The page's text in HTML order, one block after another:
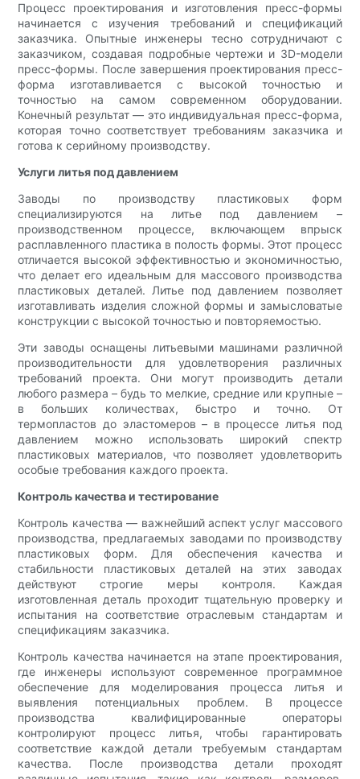
Процесс проектирования и изготовления пресс-формы
начинается с изучения требований и спецификаций
заказчика. Опытные инженеры тесно сотрудничают с
заказчиком, создавая подробные чертежи и 3D-модели
пресс-формы. После завершения проектирования пресс-
форма изготавливается с высокой точностью и
точностью на самом современном оборудовании.
Конечный результат — это индивидуальная пресс-форма,
которая точно соответствует требованиям заказчика и
готова к серийному производству.
Услуги литья под давлением
Заводы по производству пластиковых форм
специализируются на литье под давлением –
производственном процессе, включающем впрыск
расплавленного пластика в полость формы. Этот процесс
отличается высокой эффективностью и экономичностью,
что делает его идеальным для массового производства
пластиковых деталей. Литье под давлением позволяет
изготавливать изделия сложной формы и замысловатые
конструкции с высокой точностью и повторяемостью.
Эти заводы оснащены литьевыми машинами различной
производительности для удовлетворения различных
требований проекта. Они могут производить детали
любого размера – будь то мелкие, средние или крупные –
в больших количествах, быстро и точно. От
термопластов до эластомеров – в процессе литья под
давлением можно использовать широкий спектр
пластиковых материалов, что позволяет удовлетворить
особые требования каждого проекта.
Контроль качества и тестирование
Контроль качества — важнейший аспект услуг массового
производства, предлагаемых заводами по производству
пластиковых форм. Для обеспечения качества и
стабильности пластиковых деталей на этих заводах
действуют строгие меры контроля. Каждая
изготовленная деталь проходит тщательную проверку и
испытания на соответствие отраслевым стандартам и
спецификациям заказчика.
Контроль качества начинается на этапе проектирования,
где инженеры используют современное программное
обеспечение для моделирования процесса литья и
выявления потенциальных проблем. В процессе
производства квалифицированные операторы
контролируют процесс литья, чтобы гарантировать
соответствие каждой детали требуемым стандартам
качества. После производства детали проходят